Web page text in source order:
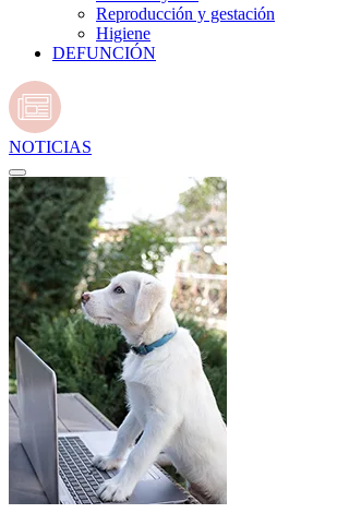
Reproducción y gestación
Higiene
DEFUNCIÓN
NOTICIAS